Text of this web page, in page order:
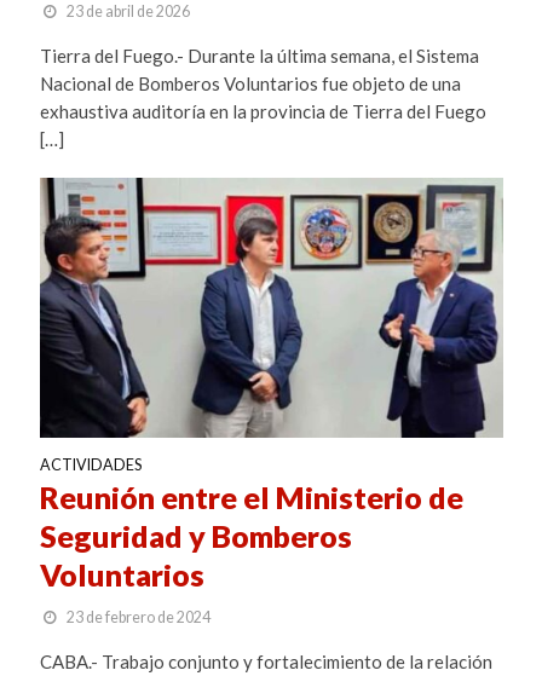
23 de abril de 2026
Tierra del Fuego.- Durante la última semana, el Sistema
Nacional de Bomberos Voluntarios fue objeto de una
exhaustiva auditoría en la provincia de Tierra del Fuego
[…]
ACTIVIDADES
Reunión entre el Ministerio de
Seguridad y Bomberos
Voluntarios
23 de febrero de 2024
CABA.- Trabajo conjunto y fortalecimiento de la relación